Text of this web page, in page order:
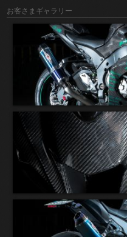
お客さまギャラリー